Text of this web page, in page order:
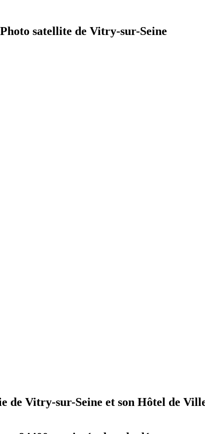
satellite de Vitry-sur-Seine
de Vitry-sur-Seine et son Hôtel de